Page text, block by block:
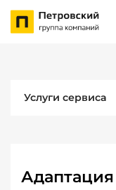
Услуги сервиса